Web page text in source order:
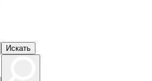
Искать